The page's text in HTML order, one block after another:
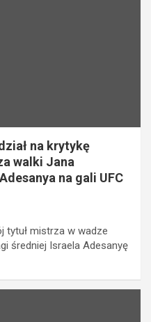
na krytykę
walki Jana
na gali UFC
tytuł mistrza w wadze
średniej Israela Adesanyę